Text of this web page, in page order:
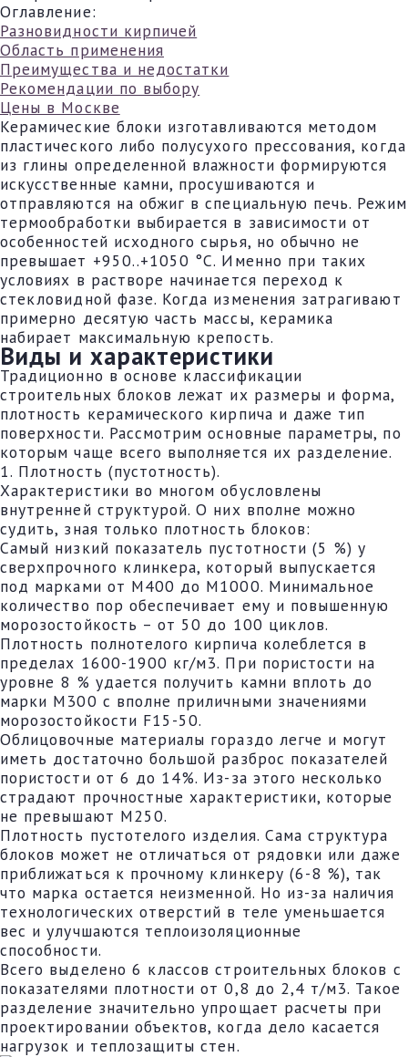
Оглавление:
Разновидности кирпичей
Область применения
Преимущества и недостатки
Рекомендации по выбору
Цены в Москве
Керамические блоки изготавливаются методом
пластического либо полусухого прессования, когда
из глины определенной влажности формируются
искусственные камни, просушиваются и
отправляются на обжиг в специальную печь. Режим
термообработки выбирается в зависимости от
особенностей исходного сырья, но обычно не
превышает +950..+1050 °С. Именно при таких
условиях в растворе начинается переход к
стекловидной фазе. Когда изменения затрагивают
примерно десятую часть массы, керамика
набирает максимальную крепость.
Виды и характеристики
Традиционно в основе классификации
строительных блоков лежат их размеры и форма,
плотность керамического кирпича и даже тип
поверхности. Рассмотрим основные параметры, по
которым чаще всего выполняется их разделение.
1. Плотность (пустотность).
Характеристики во многом обусловлены
внутренней структурой. О них вполне можно
судить, зная только плотность блоков:
Самый низкий показатель пустотности (5 %) у
сверхпрочного клинкера, который выпускается
под марками от М400 до М1000. Минимальное
количество пор обеспечивает ему и повышенную
морозостойкость – от 50 до 100 циклов.
Плотность полнотелого кирпича колеблется в
пределах 1600-1900 кг/м3. При пористости на
уровне 8 % удается получить камни вплоть до
марки М300 с вполне приличными значениями
морозостойкости F15-50.
Облицовочные материалы гораздо легче и могут
иметь достаточно большой разброс показателей
пористости от 6 до 14%. Из-за этого несколько
страдают прочностные характеристики, которые
не превышают М250.
Плотность пустотелого изделия. Сама структура
блоков может не отличаться от рядовки или даже
приближаться к прочному клинкеру (6-8 %), так
что марка остается неизменной. Но из-за наличия
технологических отверстий в теле уменьшается
вес и улучшаются теплоизоляционные
способности.
Всего выделено 6 классов строительных блоков с
показателями плотности от 0,8 до 2,4 т/м3. Такое
разделение значительно упрощает расчеты при
проектировании объектов, когда дело касается
нагрузок и теплозащиты стен.